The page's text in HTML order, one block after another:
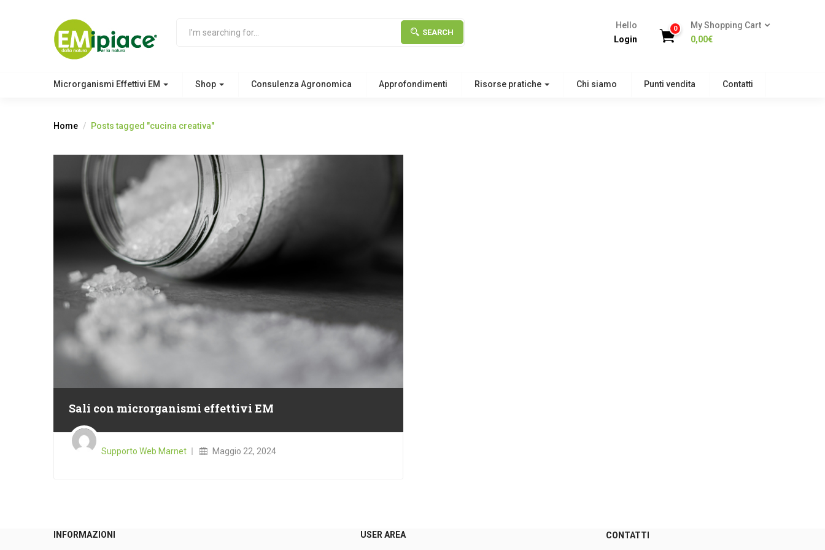
SEARCH
Hello
Login
0
My Shopping Cart
0,00€
Microrganismi Effettivi EM Shop Consulenza Agronomica Approfondimenti Risorse pratiche Chi siamo Punti vendita Contatti
Home Posts tagged "cucina creativa"
Sali con microrganismi effettivi EM
Supporto Web Marnet
Posted
on
Maggio 22, 2024
INFORMAZIONI USER AREA CONTATTI